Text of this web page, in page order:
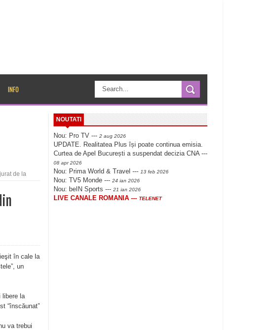
INFO
de la
în cale la
un
libere la
“înscăunat”
va trebui
NOUTATI
Nou: Pro TV --- 2 aug 2026
UPDATE. Realitatea Plus își poate continua emisia.
Curtea de Apel București a suspendat decizia CNA ---
08 apr 2026
Nou: Prima World & Travel --- 13 feb 2026
Nou: TV5 Monde --- 24 ian 2026
Nou: beIN Sports --- 21 ian 2026
LIVE CANALE ROMANIA --- TELENET